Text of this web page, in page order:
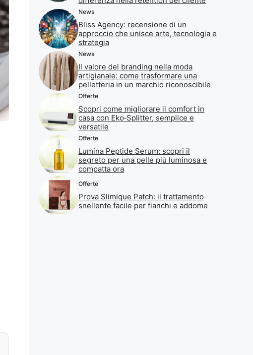
News
Bliss Agency: recensione di un
approccio che unisce arte, tecnologia e
strategia
News
Il valore del branding nella moda
artigianale: come trasformare una
pelletteria in un marchio riconoscibile
Offerte
Scopri come migliorare il comfort in
casa con Eko‑Splitter, semplice e
versatile
Offerte
Lumina Peptide Serum: scopri il
segreto per una pelle più luminosa e
compatta ora
Offerte
Prova Slimique Patch: il trattamento
snellente facile per fianchi e addome